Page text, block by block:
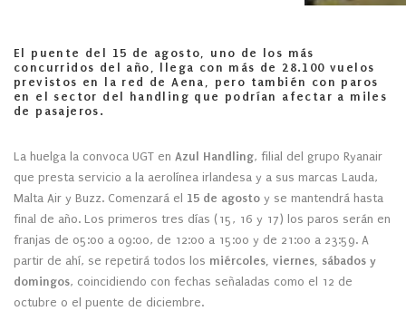
El puente del 15 de agosto, uno de los más
concurridos del año, llega con más de 28.100 vuelos
previstos en la red de Aena, pero también con paros
en el sector del handling que podrían afectar a miles
de pasajeros.
La huelga la convoca UGT en Azul Handling, filial del grupo Ryanair
que presta servicio a la aerolínea irlandesa y a sus marcas Lauda,
Malta Air y Buzz. Comenzará el 15 de agosto y se mantendrá hasta
final de año. Los primeros tres días (15, 16 y 17) los paros serán en
franjas de 05:00 a 09:00, de 12:00 a 15:00 y de 21:00 a 23:59. A
partir de ahí, se repetirá todos los miércoles, viernes, sábados y
domingos, coincidiendo con fechas señaladas como el 12 de
octubre o el puente de diciembre.